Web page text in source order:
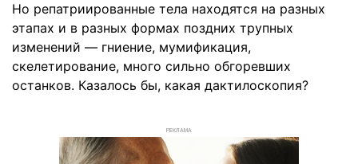
Но репатриированные тела находятся на разных
этапах и в разных формах поздних трупных
изменений — гниение, мумификация,
скелетирование, много сильно обгоревших
останков. Казалось бы, какая дактилоскопия?
РЕКЛАМА